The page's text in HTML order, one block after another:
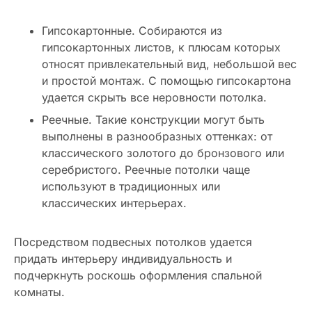
Гипсокартонные. Собираются из
гипсокартонных листов, к плюсам которых
относят привлекательный вид, небольшой вес
и простой монтаж. С помощью гипсокартона
удается скрыть все неровности потолка.
Реечные. Такие конструкции могут быть
выполнены в разнообразных оттенках: от
классического золотого до бронзового или
серебристого. Реечные потолки чаще
используют в традиционных или
классических интерьерах.
Посредством подвесных потолков удается
придать интерьеру индивидуальность и
подчеркнуть роскошь оформления спальной
комнаты.